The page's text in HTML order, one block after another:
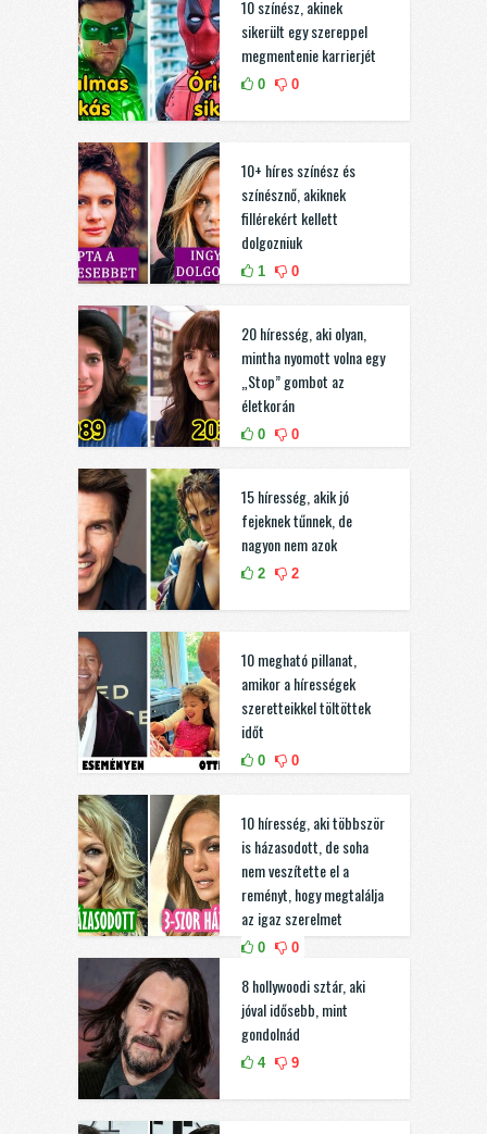
10 színész, akinek
sikerült egy szereppel
megmentenie karrierjét
0 0
10+ híres színész és
színésznő, akiknek
fillérekért kellett
dolgozniuk
1 0
20 híresség, aki olyan,
mintha nyomott volna egy
„Stop” gombot az
életkorán
0 0
15 híresség, akik jó
fejeknek tűnnek, de
nagyon nem azok
2 2
10 megható pillanat,
amikor a hírességek
szeretteikkel töltöttek
időt
0 0
10 híresség, aki többször
is házasodott, de soha
nem veszítette el a
reményt, hogy megtalálja
az igaz szerelmet
0 0
8 hollywoodi sztár, aki
jóval idősebb, mint
gondolnád
4 9